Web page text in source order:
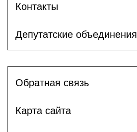
Контакты
Депутатские объединения
Обратная связь
Карта сайта